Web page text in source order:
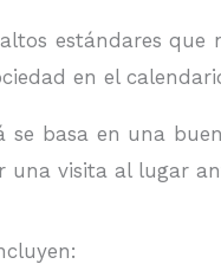
estándares
en el
basa en una
una visita al lugar